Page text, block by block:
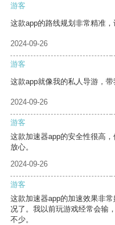
游客
这款app的路线规划非常精准，
2024-09-26
游客
这款app就像我的私人导游，带
2024-09-26
游客
这款加速器app的安全性很高
放心。
2024-09-26
游客
这款加速器app的加速效果非
况了。我以前玩游戏经常会输
不少。